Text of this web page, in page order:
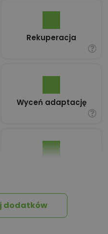
Rekuperacja
Wyceń adaptację
dodatków